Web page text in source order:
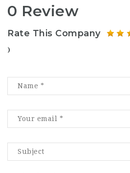
0 Review
Rate This Company
)